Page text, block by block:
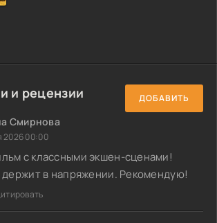
и рецензии ДОБАВИТЬ
Смирнова
2026 00:00
с классными экшен-сценами!
держит в напряжении. Рекомендую!